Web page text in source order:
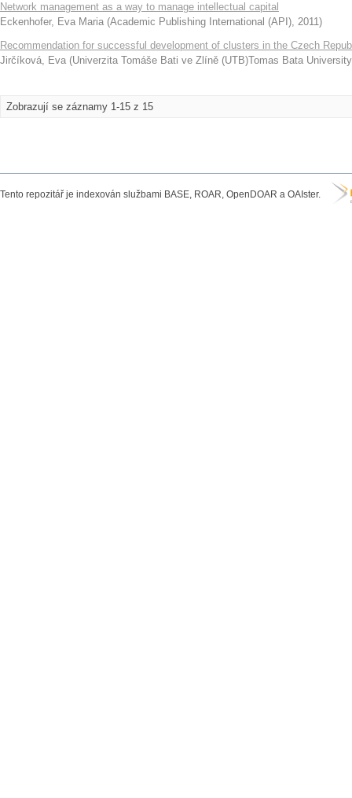
Network management as a way to manage intellectual capital
Eckenhofer, Eva Maria (Academic Publishing International (API), 2011)
Recommendation for successful development of clusters in the Czech
Jirčíková, Eva (Univerzita Tomáše Bati ve Zlíně (UTB)Tomas Bata
Zobrazují se záznamy 1-15 z 15
Tento repozitář je indexován službami BASE, ROAR, OpenDOAR a OAIster.